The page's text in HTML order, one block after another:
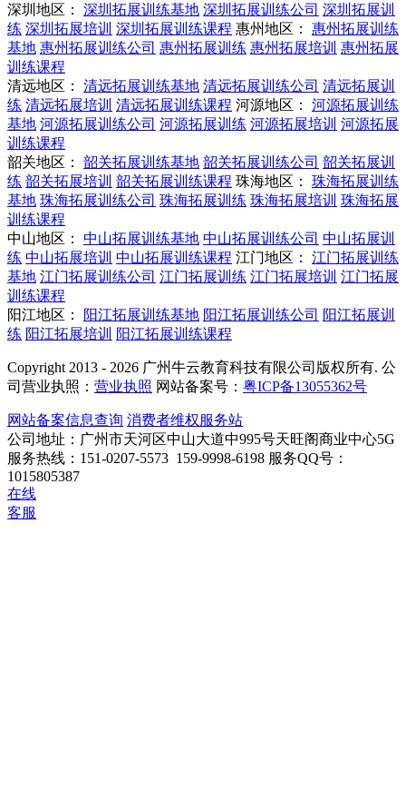
深圳地区：
深圳拓展训练基地 深圳拓展训练公司 深圳拓展训
练 深圳拓展培训 深圳拓展训练课程 惠州地区：
惠州拓展训练
基地 惠州拓展训练公司 惠州拓展训练 惠州拓展培训 惠州拓展
训练课程
清远地区：
清远拓展训练基地 清远拓展训练公司 清远拓展训
练 清远拓展培训 清远拓展训练课程 河源地区：
河源拓展训练
基地 河源拓展训练公司 河源拓展训练 河源拓展培训 河源拓展
训练课程
韶关地区：
韶关拓展训练基地 韶关拓展训练公司 韶关拓展训
练 韶关拓展培训 韶关拓展训练课程 珠海地区：
珠海拓展训练
基地 珠海拓展训练公司 珠海拓展训练 珠海拓展培训 珠海拓展
训练课程
中山地区：
中山拓展训练基地 中山拓展训练公司 中山拓展训
练 中山拓展培训 中山拓展训练课程 江门地区：
江门拓展训练
基地 江门拓展训练公司 江门拓展训练 江门拓展培训 江门拓展
训练课程
阳江地区：
阳江拓展训练基地 阳江拓展训练公司 阳江拓展训
练 阳江拓展培训 阳江拓展训练课程
Copyright 2013 - 2026 广州牛云教育科技有限公司版权所有. 公
司营业执照： 营业执照 网站备案号： 粤ICP备13055362号
网站备案信息查询 消费者维权服务站
公司地址：广州市天河区中山大道中995号天旺阁商业中心5G
服务热线：151-0207-5573 159-9998-6198 服务QQ号：
1015805387
在线
客服